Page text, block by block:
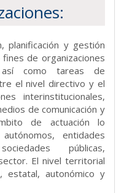
planificación y gestión
de organizaciones
como tareas de
el nivel directivo y el
interinstitucionales,
de comunicación y
de actuación lo
entidades
públicas,
El nivel territorial
estatal, autonómico y